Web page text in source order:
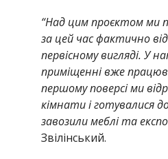
“Над цим проєктом ми
за цей час фактично
первісному вигляді. У
приміщенні вже
першому поверсі ми
кімнати і готувалися
завозили меблі та
Звілінський.